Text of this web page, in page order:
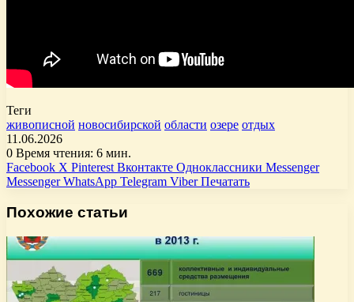
Теги
живописной новосибирской области озере отдых
11.06.2026
0 Время чтения: 6 мин.
Facebook X Pinterest Вконтакте Одноклассники Messenger
Messenger WhatsApp Telegram Viber Печатать
Похожие статьи